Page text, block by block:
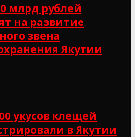
млрд рублей
на развитие
звена
Якутии
укусов клещей
в Якутии